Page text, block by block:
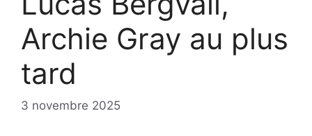
Archie Gray au plus
tard
3 novembre 2025